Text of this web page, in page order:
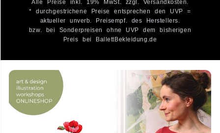
Alle Preise inkl. 19% MwSt. zzgl. Versandkosten.
* durchgestrichene Preise entsprechen den UVP =
aktueller unverb. Preisempf. des Herstellers.
bzw. bei Sonderpreisen ohne UVP dem bisherigen
Preis bei BallettBekleidung.de